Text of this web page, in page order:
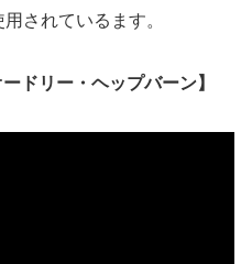
されているます。
ドリー・ヘップバーン】